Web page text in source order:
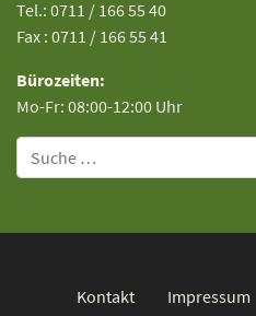
Tel.: 0711 / 166 55 40
Fax : 0711 / 166 55 41
Bürozeiten:
Mo-Fr: 08:00-12:00 Uhr
Suche
Kontakt
Impressum